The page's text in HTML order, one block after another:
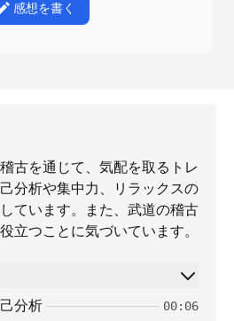
感想を書く
古を通じて、気配を取るトレ
分析や集中力、リラックスの
ています。また、武道の稽古
立つことに気づいています。
分析 00:06